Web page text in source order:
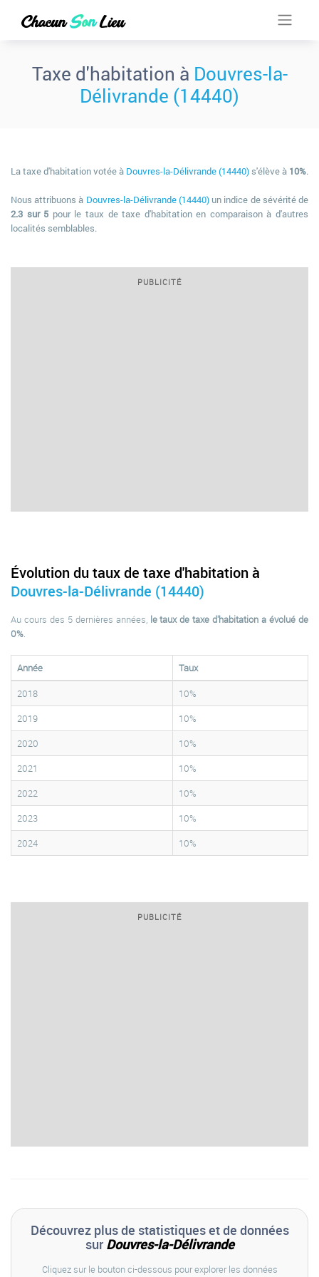
Taxe d'habitation à Douvres-la-
Délivrande (14440)
La taxe d'habitation votée à Douvres-la-Délivrande (14440) s'élève à 10%.
Nous attribuons à Douvres-la-Délivrande (14440)un indice de sévérité de
2.3 sur 5 pour le taux de taxe d'habitation en comparaison à d'autres
localités semblables.
PUBLICITÉ
Évolution du taux de taxe d'habitation à
Douvres-la-Délivrande (14440)
Au cours des 5 dernières années, le taux de taxe d'habitation a évolué de
0%.
Année
Taux
2018
10%
2019
10%
2020
10%
2021
10%
2022
10%
2023
10%
2024
10%
PUBLICITÉ
Découvrez plus de statistiques et de données
sur Douvres-la-Délivrande
Cliquez sur le bouton ci-dessous pour explorer les données